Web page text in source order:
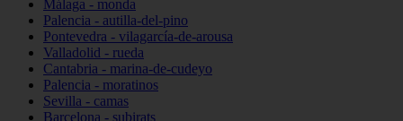
Málaga - monda
Palencia - autilla-del-pino
Pontevedra - vilagarcía-de-arousa
Valladolid - rueda
Cantabria - marina-de-cudeyo
Palencia - moratinos
Sevilla - camas
Barcelona - subirats